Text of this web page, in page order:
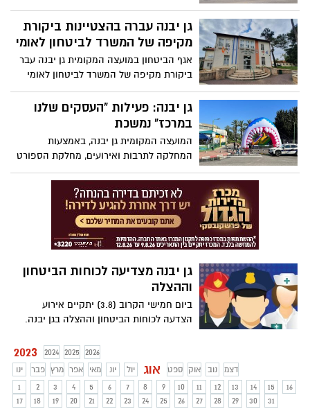
הדיווחים, בשיאה של תכנית מקיפה להיערכות
לקראת שנת הלימודים הקרובה באמצעות
הנגשות, שיפוצים בבתי הספר וגני הילדים,
שדרוג תשתיות, חידוש ועוד
גן יבנה עברה בהצטיינות ביקורת
מקיפה של המשרד לביטחון לאומי
אגף הביטחון במועצה המקומית גן יבנה עבר
ביקורת מקיפה של המשרד לביטחון לאומי
בהצטיינות
גן יבנה: פעילות "העסקים שלנו
במרכז" נמשכת
המועצה המקומית גן יבנה, באמצעות
המחלקה לתרבות ואירועים, מחלקת הספורט
ומתנ"ס גן יבנה, מובילים גם השנה את פרויקט
הדגל למען העסקים בגן יבנה "העסקים שלנו
במרכז"
גן יבנה מצדיעה לכוחות הביטחון
וההצלה
ביום חמישי הקרוב (3.8) יתקיים אירוע
הצדעה לכוחות הביטחון וההצלה בגן יבנה.
ומגוון פעולות מיוחדות, לכל המשפחה.
ההתכנסות החל מהשעה 18:00 בפארק רונה
רמון, הכניסה חופשית
2023 2024 2025
2026
ינו
פבר מרץ אפר מאי יונ יול אוג ספט אוק נוב
דצמ
1
2 3 4 5 6 7 8 9 10 11 12 13 14 15
16
17
18 19 20 21 22 23 24 25 26 27 28 29 30 31